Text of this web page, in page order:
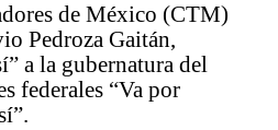
de México (CTM)
Pedroza Gaitán,
a la gubernatura del
federales “Va por